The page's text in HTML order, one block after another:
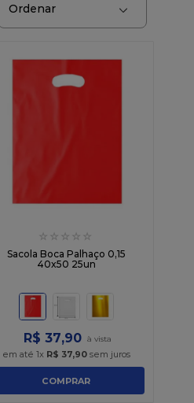
☆ ☆ ☆ ☆ ☆
Sacola Boca Palhaço 0,15
40x50 25un
R$ 37,90
em até 1x R$ 37,90sem juros
COMPRAR